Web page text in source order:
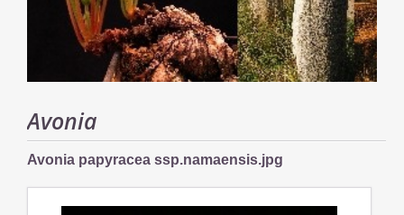
Avonia
Avonia papyracea ssp.namaensis.jpg